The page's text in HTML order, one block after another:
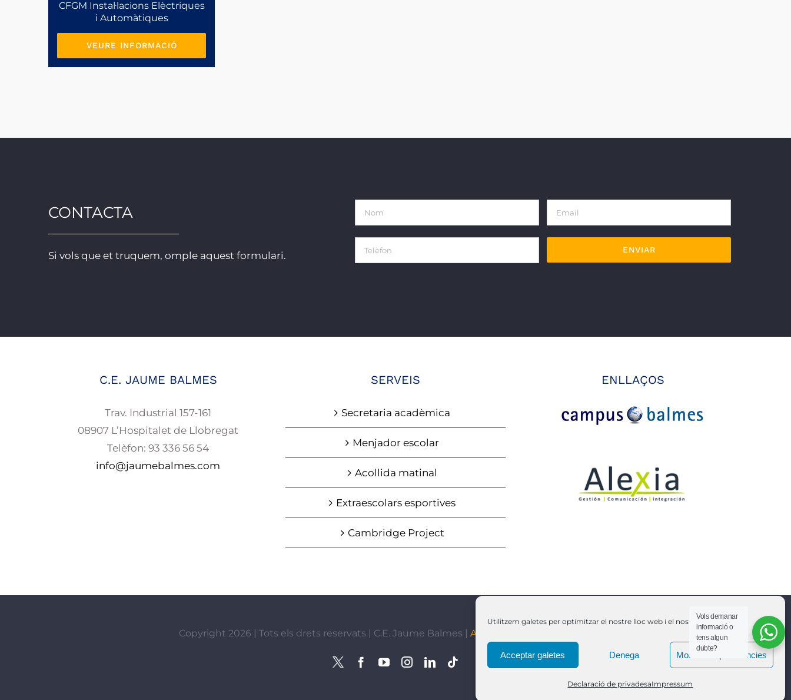
Utilitzem galetes per optimitzar el nostre lloc web i el nostre servei.
Acceptar galetes Denega Mostra les preferències
Declaració de privadesaImpressum
CFGM Instal·lacions Elèctriques
i Automàtiques
VEURE INFORMACIÓ
CONTACTA
Si vols que et truquem, omple aquest formulari.
C.E. JAUME BALMES
Trav. Industrial 157-161
08907 L’Hospitalet de Llobregat
Telèfon: 93 336 56 54
info@jaumebalmes.com
SERVEIS
Secretaria acadèmica
Menjador escolar
Acollida matinal
Extraescolars esportives
Cambridge Project
ENLLAÇOS
Copyright 2026 | Tots els drets reservats | C.E. Jaume Balmes | Avís Legal
X Facebook
YouTubeInstagram
LinkedInTiktok
Vols demanar
informació o
tens algun
dubte?